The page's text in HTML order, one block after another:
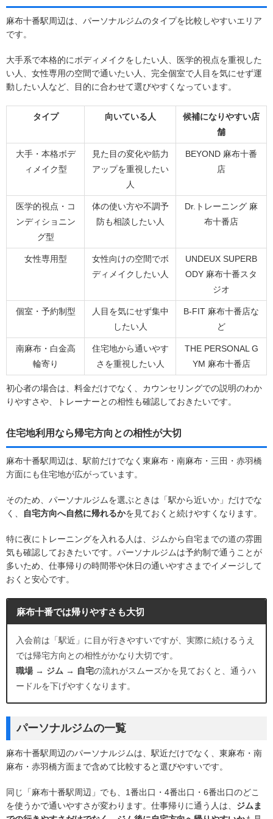
麻布十番駅周辺は、パーソナルジムのタイプを比較しやすいエリア
です。
大手系で本格的にボディメイクをしたい人、医学的視点を重視した
い人、女性専用の空間で通いたい人、完全個室で人目を気にせず運
動したい人など、目的に合わせて選びやすくなっています。
タイプ 向いている人
候補になりやすい店
舗
大手・本格ボデ
ィメイク型
見た目の変化や筋力
アップを重視したい
人
BEYOND 麻布十番
店
医学的視点・コ
ンディショニン
グ型
体の使い方や不調予
防も相談したい人
Dr.トレーニング 麻
布十番店
女性専用型
女性向けの空間でボ
ディメイクしたい人
UNDEUX SUPERB
ODY 麻布十番スタ
ジオ
個室・予約制型
人目を気にせず集中
したい人
B-FIT 麻布十番店な
ど
南麻布・白金高
輪寄り
住宅地から通いやす
さを重視したい人
THE PERSONAL G
YM 麻布十番店
初心者の場合は、料金だけでなく、カウンセリングでの説明のわか
りやすさや、トレーナーとの相性も確認しておきたいです。
住宅地利用なら帰宅方向との相性が大切
麻布十番駅周辺は、駅前だけでなく東麻布・南麻布・三田・赤羽橋
方面にも住宅地が広がっています。
そのため、パーソナルジムを選ぶときは「駅から近いか」だけでな
く、
自宅方向へ自然に帰れるかを見ておくと続けやすくなります。
特に夜にトレーニングを入れる人は、ジムから自宅までの道の雰囲
気も確認しておきたいです。パーソナルジムは予約制で通うことが
多いため、仕事帰りの時間帯や休日の通いやすさまでイメージして
おくと安心です。
麻布十番では帰りやすさも大切
入会前は「駅近」に目が行きやすいですが、実際に続けるうえ
では帰宅方向との相性がかなり大切です。
職場 → ジム → 自宅の流れがスムーズかを見ておくと、通うハ
ードルを下げやすくなります。
パーソナルジムの一覧
麻布十番駅周辺のパーソナルジムは、駅近だけでなく、東麻布・南
麻布・赤羽橋方面まで含めて比較すると選びやすいです。
同じ「麻布十番駅周辺」でも、1番出口・4番出口・6番出口のどこ
を使うかで通いやすさが変わります。仕事帰りに通う人は、 ジムま